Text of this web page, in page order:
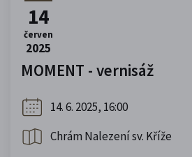
14
červen
2025
MOMENT - vernisáž
14. 6. 2025, 16:00
Chrám Nalezení sv. Kříže